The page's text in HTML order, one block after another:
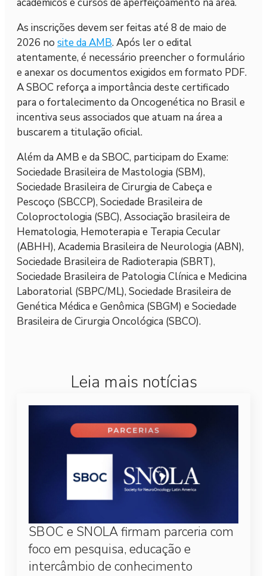
As inscrições devem ser feitas até 8 de maio de
2026 no site da AMB. Após ler o edital
atentamente, é necessário preencher o formulário
e anexar os documentos exigidos em formato PDF.
A SBOC reforça a importância deste certificado
para o fortalecimento da Oncogenética no Brasil e
incentiva seus associados que atuam na área a
buscarem a titulação oficial.
Além da AMB e da SBOC, participam do Exame:
Sociedade Brasileira de Mastologia (SBM),
Sociedade Brasileira de Cirurgia de Cabeça e
Pescoço (SBCCP), Sociedade Brasileira de
Coloproctologia (SBC), Associação brasileira de
Hematologia, Hemoterapia e Terapia Cecular
(ABHH), Academia Brasileira de Neurologia (ABN),
Sociedade Brasileira de Radioterapia (SBRT),
Sociedade Brasileira de Patologia Clínica e Medicina
Laboratorial (SBPC/ML), Sociedade Brasileira de
Genética Médica e Genômica (SBGM) e Sociedade
Brasileira de Cirurgia Oncológica (SBCO).
Leia mais notícias
SBOC e SNOLA firmam parceria com
foco em pesquisa, educação e
intercâmbio de conhecimento